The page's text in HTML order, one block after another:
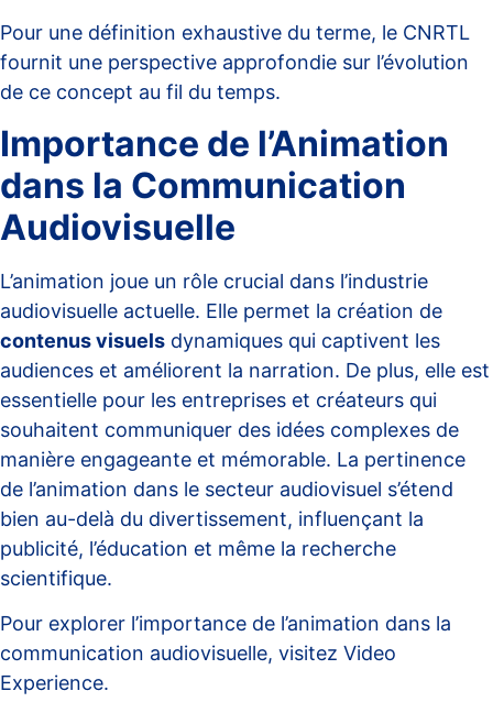
Pour une définition exhaustive du terme, le CNRTL
fournit une perspective approfondie sur l’évolution
de ce concept au fil du temps.
Importance de l’Animation
dans la Communication
Audiovisuelle
L’animation joue un rôle crucial dans l’industrie
audiovisuelle actuelle. Elle permet la création de
contenus visuels dynamiques qui captivent les
audiences et améliorent la narration. De plus, elle est
essentielle pour les entreprises et créateurs qui
souhaitent communiquer des idées complexes de
manière engageante et mémorable. La pertinence
de l’animation dans le secteur audiovisuel s’étend
bien au-delà du divertissement, influençant la
publicité, l’éducation et même la recherche
scientifique.
Pour explorer l’importance de l’animation dans la
communication audiovisuelle, visitez Video
Experience.